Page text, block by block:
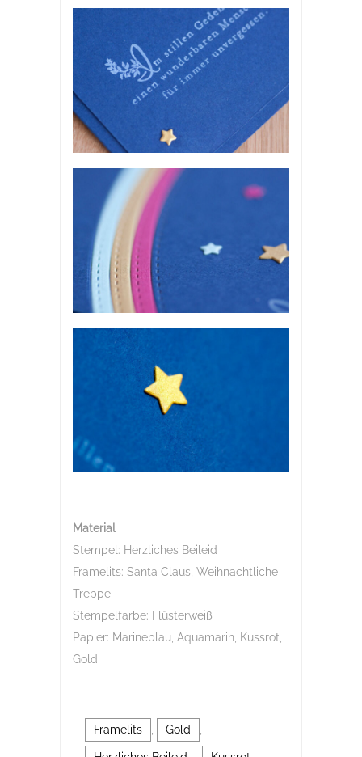
Material
Stempel: Herzliches Beileid
Framelits: Santa Claus, Weihnachtliche
Treppe
Stempelfarbe: Flüsterweiß
Papier: Marineblau, Aquamarin, Kussrot,
Gold
Framelits , Gold ,